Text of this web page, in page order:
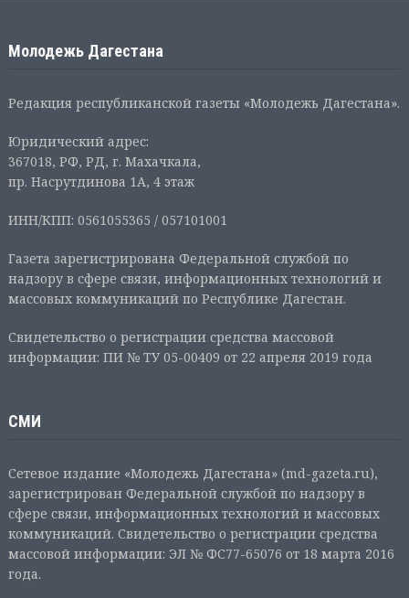
Молодежь Дагестана
Редакция республиканской газеты «Молодежь Дагестана».
Юридический адрес:
367018, РФ, РД, г. Махачкала,
пр. Насрутдинова 1А, 4 этаж
ИНН/КПП: 0561055365 / 057101001
Газета зарегистрирована Федеральной службой по
надзору в сфере связи, информационных технологий и
массовых коммуникаций по Республике Дагестан.
Свидетельство о регистрации средства массовой
информации: ПИ № ТУ 05-00409 от 22 апреля 2019 года
СМИ
Сетевое издание «Молодежь Дагестана» (md-gazeta.ru),
зарегистрирован Федеральной службой по надзору в
сфере связи, информационных технологий и массовых
коммуникаций. Свидетельство о регистрации средства
массовой информации: ЭЛ № ФС77-65076 от 18 марта 2016
года.